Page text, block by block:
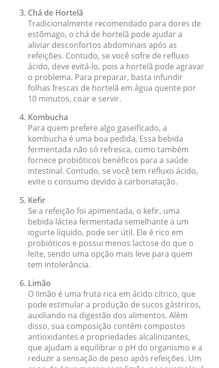
Chá de Hortelã
Tradicionalmente recomendado para dores de
estômago, o chá de hortelã pode ajudar a
aliviar desconfortos abdominais após as
refeições. Contudo, se você sofre de refluxo
ácido, deve evitá-lo, pois a hortelã pode agravar
o problema. Para preparar, basta infundir
folhas frescas de hortelã em água quente por
10 minutos, coar e servir.
Kombucha
Para quem prefere algo gaseificado, a
kombucha é uma boa pedida. Essa bebida
fermentada não só refresca, como também
fornece probióticos benéficos para a saúde
intestinal. Contudo, se você tem refluxo ácido,
evite o consumo devido à carbonatação.
Kefir
Se a refeição foi apimentada, o kefir, uma
bebida láctea fermentada semelhante a um
iogurte líquido, pode ser útil. Ele é rico em
probióticos e possui menos lactose do que o
leite, sendo uma opção mais leve para quem
tem intolerância.
Limão
O limão é uma fruta rica em ácido cítrico, que
pode estimular a produção de sucos gástricos,
auxiliando na digestão dos alimentos. Além
disso, sua composição contém compostos
antioxidantes e propriedades alcalinizantes,
que ajudam a equilibrar o pH do organismo e a
reduzir a sensação de peso após refeições. Um